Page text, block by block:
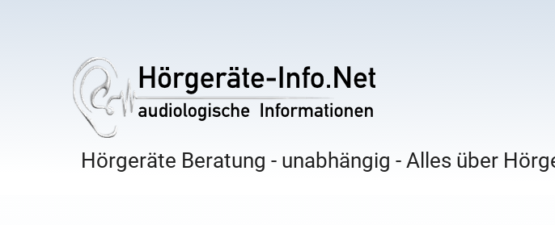
Hörgeräte Beratung - unabhängig - Alles über